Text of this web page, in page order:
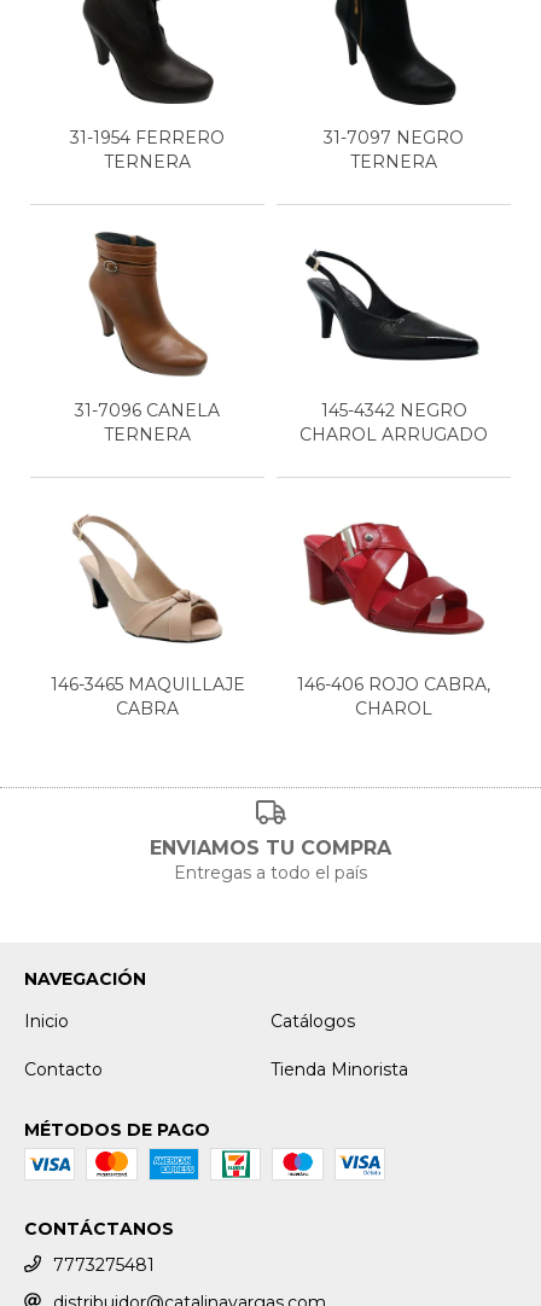
31-1954 FERRERO
TERNERA
31-7097 NEGRO
TERNERA
31-7096 CANELA
TERNERA
145-4342 NEGRO
CHAROL ARRUGADO
146-3465 MAQUILLAJE
CABRA
146-406 ROJO CABRA,
CHAROL
ENVIAMOS TU COMPRA
Entregas a todo el país
NAVEGACIÓN
Inicio
Catálogos
Contacto Tienda Minorista
MÉTODOS DE PAGO
CONTÁCTANOS
7773275481